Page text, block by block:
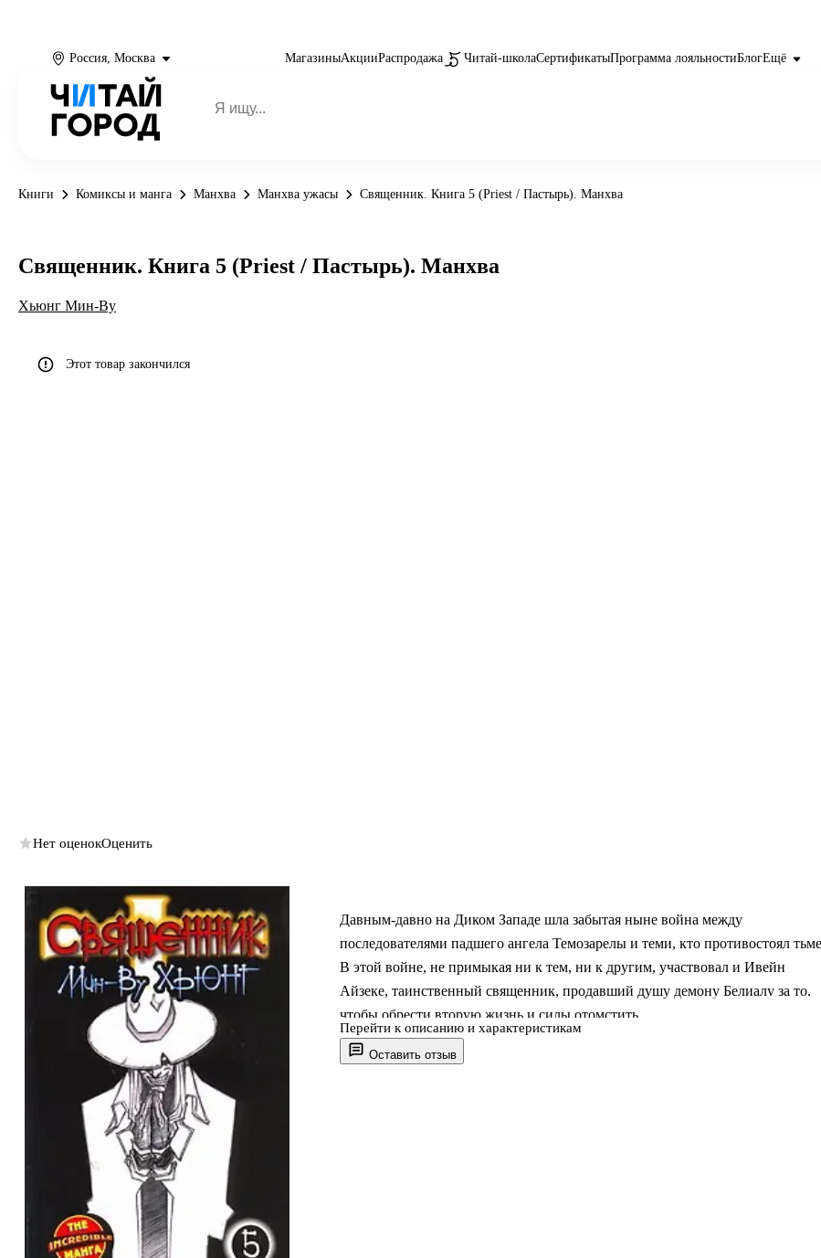
Россия, Москва МагазиныАкцииРаспродажа Читай-школаСертификатыПрограмма лояльностиБлогЕщё
Книги Комиксы и манга Манхва Манхва ужасы Священник. Книга 5 (Priest / Пастырь). Манхва
Оставить отзыв
Давным-давно на Диком Западе шла забытая ныне война между
последователями падшего ангела Темозарелы и теми, кто противостоял
В этой войне, не примыкая ни к тем, ни к другим, участвовал и Ивейн
Айзеке, таинственный священник, продавший душу демону Белиалу за то,
чтобы обрести вторую жизнь и силы отомстить.
Перейти к описанию и характеристикам
Священник. Книга 5 (Priest / Пастырь). Манхва
Хьюнг Мин-Ву
Этот товар закончился
Нет оценокОценить